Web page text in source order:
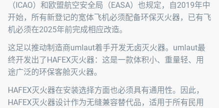
（ICAO）和欧盟航空安全局（EASA）也规定，自2019年中
开始，所有新登记的宽体飞机必须配备环保灭火器，已有飞
机必须在2025年前完成相应改造。
这足以推动制造商umlaut着手开发无卤灭火器。umlaut最
终开发出了HAFEX灭火器：这是一款体积小、重量轻、用
途广泛的环保客舱灭火器。
HAFEX灭火器在安装选择方面也必须具有通用性。因此，
HAFEX灭火器设计作为无缝兼容替代品，适用于所有民用